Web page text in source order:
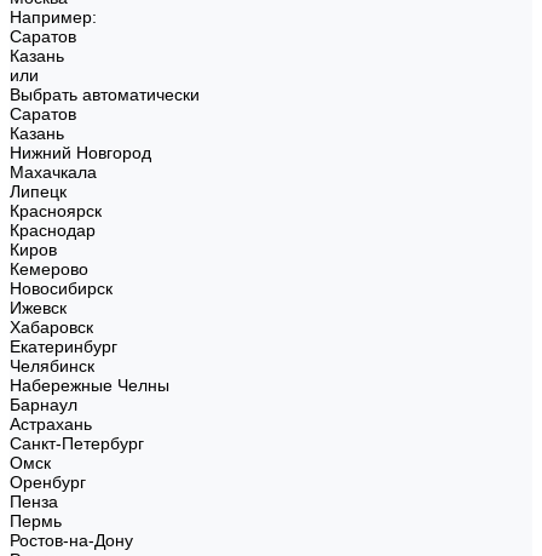
Например:
Саратов
Казань
или
Выбрать автоматически
Саратов
Казань
Нижний Новгород
Махачкала
Липецк
Красноярск
Краснодар
Киров
Кемерово
Новосибирск
Ижевск
Хабаровск
Екатеринбург
Челябинск
Набережные Челны
Барнаул
Астрахань
Санкт-Петербург
Омск
Оренбург
Пенза
Пермь
Ростов-на-Дону